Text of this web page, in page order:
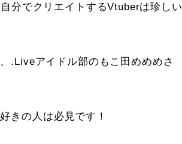
分でクリエイトするVtuberは珍しい
.Liveアイドル部のもこ田めめめさ
きの人は必見です！